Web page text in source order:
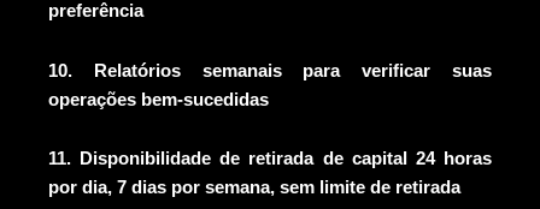
preferência
10. Relatórios semanais para verificar suas
operações bem-sucedidas
11. Disponibilidade de retirada de capital 24 horas
por dia, 7 dias por semana, sem limite de retirada